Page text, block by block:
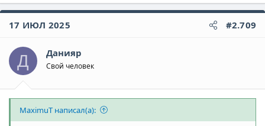
а
к
ц
17 ИЮЛ 2025 #2.709
Д Данияр
Свой человек
MaximuT написал(а):